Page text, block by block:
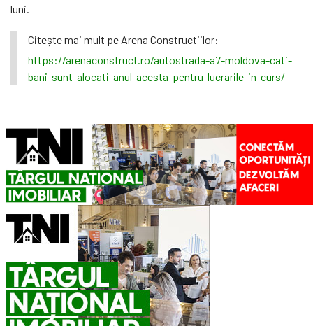
luni.
Citește mai mult pe Arena Constructiilor:
https://arenaconstruct.ro/autostrada-a7-moldova-cati-
bani-sunt-alocati-anul-acesta-pentru-lucrarile-in-curs/